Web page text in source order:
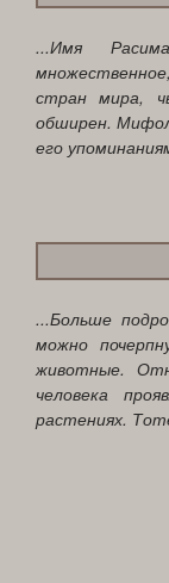
...Имя
стран мира,
обширен.
его
...Больше
можно
животные.
человека
растениях.